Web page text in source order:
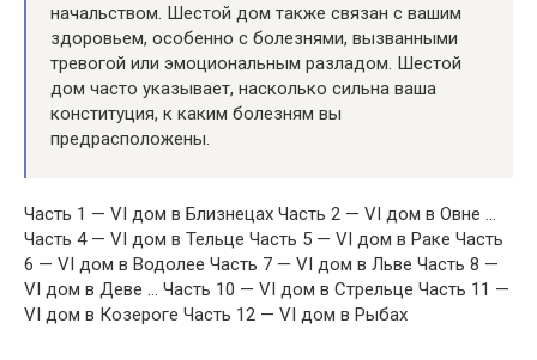
начальством. Шестой дом также связан с вашим
здоровьем, особенно с болезнями, вызванными
тревогой или эмоциональным разладом. Шестой
дом часто указывает, насколько сильна ваша
конституция, к каким болезням вы
предрасположены.
Часть 1 — VI дом в Близнецах Часть 2 — VI дом в Овне …
Часть 4 — VI дом в Тельце Часть 5 — VI дом в Раке Часть
6 — VI дом в Водолее Часть 7 — VI дом в Льве Часть 8 —
VI дом в Деве … Часть 10 — VI дом в Стрельце Часть 11 —
VI дом в Козероге Часть 12 — VI дом в Рыбах